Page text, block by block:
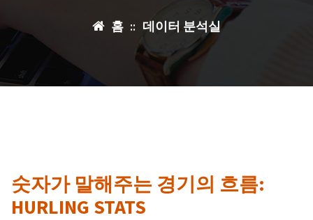
홈 :: 데이터 분석실
숫자가 말해주는 경기의 흐름:
HURLING STATS